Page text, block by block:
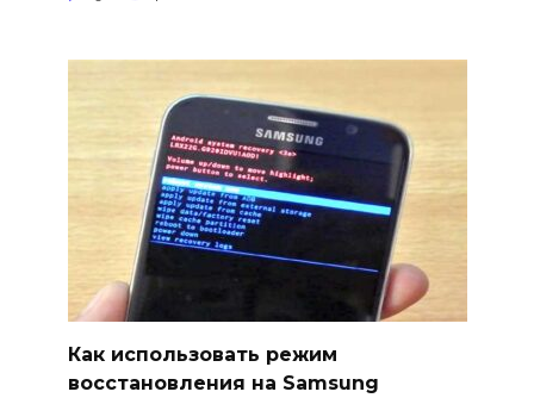
Как использовать режим
восстановления на Samsung